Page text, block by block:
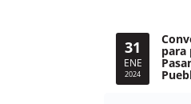
31
ENE
2024
para